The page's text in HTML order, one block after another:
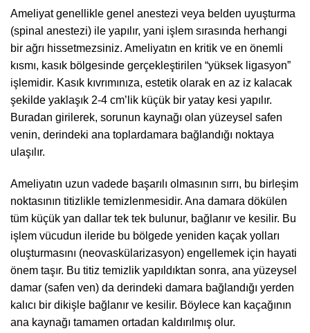
Ameliyat genellikle genel anestezi veya belden uyuşturma
(spinal anestezi) ile yapılır, yani işlem sırasında herhangi
bir ağrı hissetmezsiniz. Ameliyatın en kritik ve en önemli
kısmı, kasık bölgesinde gerçekleştirilen “yüksek ligasyon”
işlemidir. Kasık kıvrımınıza, estetik olarak en az iz kalacak
şekilde yaklaşık 2-4 cm’lik küçük bir yatay kesi yapılır.
Buradan girilerek, sorunun kaynağı olan yüzeysel safen
venin, derindeki ana toplardamara bağlandığı noktaya
ulaşılır.
Ameliyatın uzun vadede başarılı olmasının sırrı, bu birleşim
noktasının titizlikle temizlenmesidir. Ana damara dökülen
tüm küçük yan dallar tek tek bulunur, bağlanır ve kesilir. Bu
işlem vücudun ileride bu bölgede yeniden kaçak yolları
oluşturmasını (neovaskülarizasyon) engellemek için hayati
önem taşır. Bu titiz temizlik yapıldıktan sonra, ana yüzeysel
damar (safen ven) da derindeki damara bağlandığı yerden
kalıcı bir dikişle bağlanır ve kesilir. Böylece kan kaçağının
ana kaynağı tamamen ortadan kaldırılmış olur.